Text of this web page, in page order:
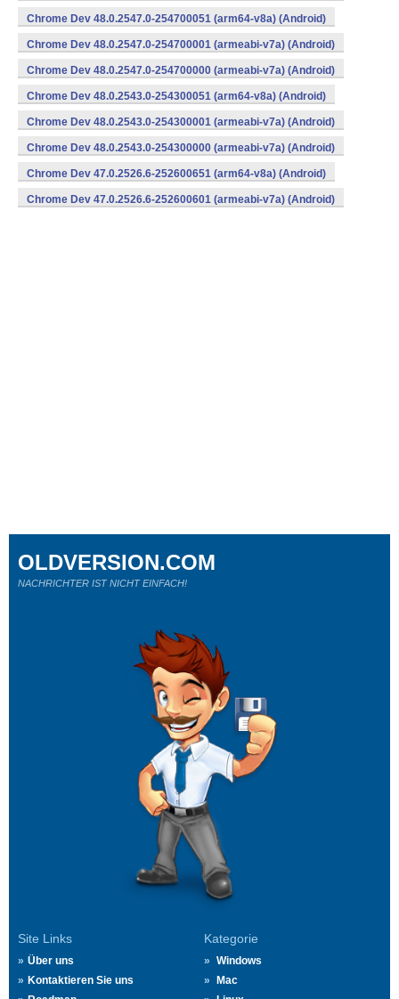
Chrome Dev 48.0.2547.0-254700051 (arm64-v8a) (Android)
Chrome Dev 48.0.2547.0-254700001 (armeabi-v7a) (Android)
Chrome Dev 48.0.2547.0-254700000 (armeabi-v7a) (Android)
Chrome Dev 48.0.2543.0-254300051 (arm64-v8a) (Android)
Chrome Dev 48.0.2543.0-254300001 (armeabi-v7a) (Android)
Chrome Dev 48.0.2543.0-254300000 (armeabi-v7a) (Android)
Chrome Dev 47.0.2526.6-252600651 (arm64-v8a) (Android)
Chrome Dev 47.0.2526.6-252600601 (armeabi-v7a) (Android)
Site Links
Über uns
Kontaktieren Sie uns
Kategorie
Windows
Mac
OLDVERSION.COM
NACHRICHTER IST NICHT EINFACH!